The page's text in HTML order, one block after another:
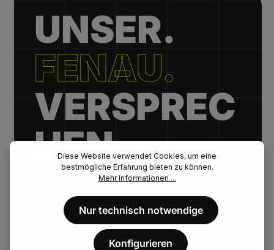
UNSER.
FENAU.
VERSPREC
HEN.
// Extrem hohe Artikelverfügbarkeit.
// Persönlicher Kundenservice.
Diese Website verwendet Cookies, um eine
bestmögliche Erfahrung bieten zu können.
Mehr Informationen ...
Nur technisch notwendige
Konfigurieren